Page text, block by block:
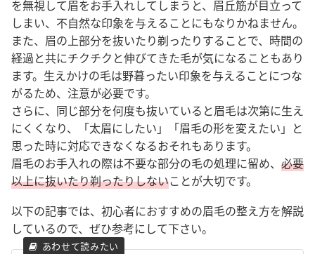
を無視して眉をお手入れしてしまうと、眉丘筋が目立って
しまい、不自然な印象を与えることにもなりかねません。
また、眉の上部分を抜いたり剃ったりすることで、時間の
経過と共にチクチクと伸びてきた毛が気になることもあり
ます。生えかけの毛は野暮ったい印象を与えることにつな
がるため、注意が必要です。
さらに、同じ部分を何度も抜いていると眉毛は次第に生え
にくくなり、「太眉にしたい」「眉毛の形を変えたい」と
思った時に対応できなくなるおそれもあります。
眉毛のお手入れの際は不要な部分の毛の処理に留め、 必要
以上に抜いたり剃ったりしないことが大切です。
以下の記事では、初心者におすすめの眉毛の整え方を解説
しているので、ぜひ参考にして下さい。